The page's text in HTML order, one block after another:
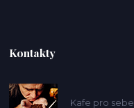
Kontakty
Kafe pro sebe